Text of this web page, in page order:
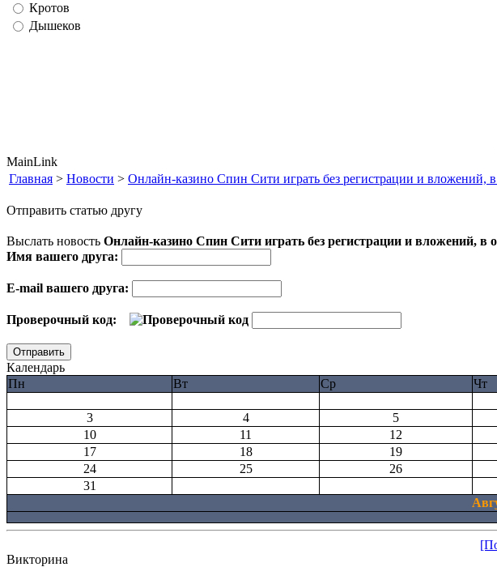
Кротов
Дышеков
MainLink
Главная > Новости > Онлайн-казино Спин Сити играть без регистрации и вложений,
Отправить статью другу
Выслать новость Онлайн-казино Спин Сити играть без регистрации и вложений, в
Имя вашего друга:
E-mail вашего друга:
Проверочный код:
Календарь
Пн
Вт Ср Чт
3
4 5
10
11 12
17
18 19
24
25 26
31
Викторина